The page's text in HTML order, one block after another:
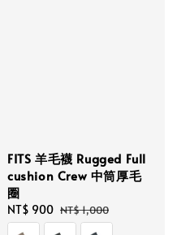
FITS 羊毛襪 Rugged Full
cushion Crew 中筒厚毛
圈
Sale
price
NT$ 900 Regular
price
NT$ 1,000